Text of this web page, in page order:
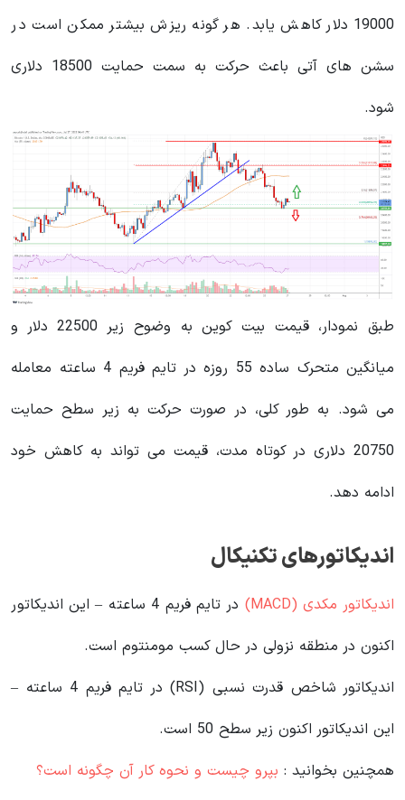
19000 دلار کاهش یابد. هر گونه ریزش بیشتر ممکن است در
سشن های آتی باعث حرکت به سمت حمایت 18500 دلاری
شود.
طبق نمودار، قیمت بیت کوین به وضوح زیر 22500 دلار و
میانگین متحرک ساده 55 روزه در تایم فریم 4 ساعته معامله
می شود. به طور کلی، در صورت حرکت به زیر سطح حمایت
20750 دلاری در کوتاه مدت، قیمت می تواند به کاهش خود
ادامه دهد.
اندیکاتورهای تکنیکال
اندیکاتور مکدی (MACD)
در تایم فریم 4 ساعته – این اندیکاتور
اکنون در منطقه نزولی در حال کسب مومنتوم است.
اندیکاتور شاخص قدرت نسبی (RSI) در تایم فریم 4 ساعته –
این اندیکاتور اکنون زیر سطح 50 است.
همچنین بخوانید : بپرو چیست و نحوه کار آن چگونه است؟